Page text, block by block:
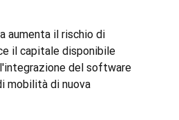
aumenta il rischio di
il capitale disponibile
del software
mobilità di nuova